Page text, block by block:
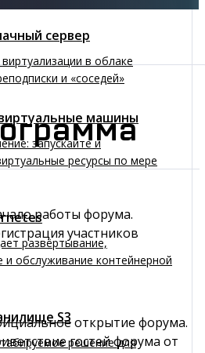
сервер
в облаке
и «соседей»
машины
запускайте и
ресурсы по мере
развёртывание,
обслуживание контейнерной
S3
решение для
работы форума.
участников
открытие форума.
гостей форума от